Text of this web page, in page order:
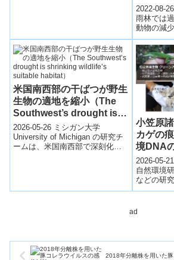
体の野
法の基
2022-08-
雨林では
動物の減
危機」と
り、生物
活を脅か
米国南西部の干ばつが野生
生物の適地を縮小（The
Southwest’s drought is
shrinking wildlife’s
suitable habitat）
2026-05-26 ミシガン大学
University of Michigan の研究チ
ームは、米国南西部で深刻化す
小笠原
カゲの
境DNA
度に侵
2026-05-
自然環境
などの研
諸島に侵
れた環境...
ad
2018年分離株を用いた